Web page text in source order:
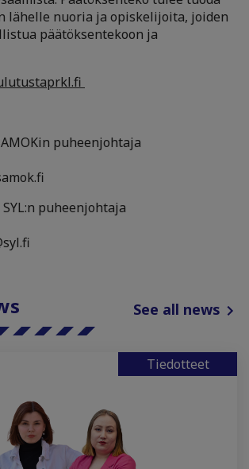
lähelle nuoria ja opiskelijoita, joiden
päätöksentekoon ja
puheenjohtaja
puheenjohtaja
See all news
Tiedotteet